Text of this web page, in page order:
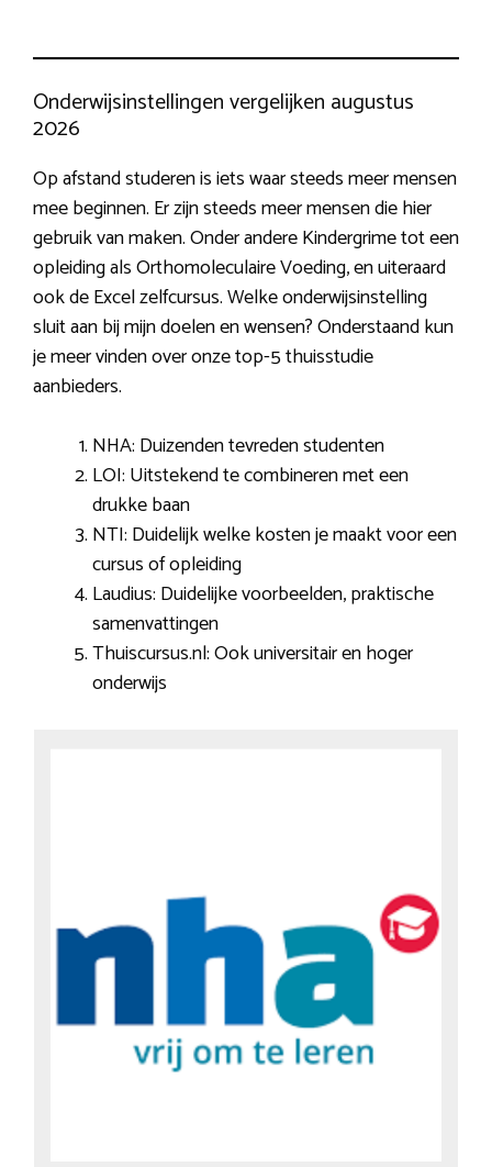
Onderwijsinstellingen vergelijken augustus
2026
Op afstand studeren is iets waar steeds meer mensen
mee beginnen. Er zijn steeds meer mensen die hier
gebruik van maken. Onder andere Kindergrime tot een
opleiding als Orthomoleculaire Voeding, en uiteraard
ook de Excel zelfcursus. Welke onderwijsinstelling
sluit aan bij mijn doelen en wensen? Onderstaand kun
je meer vinden over onze top-5 thuisstudie
aanbieders.
NHA: Duizenden tevreden studenten
LOI: Uitstekend te combineren met een
drukke baan
NTI: Duidelijk welke kosten je maakt voor een
cursus of opleiding
Laudius: Duidelijke voorbeelden, praktische
samenvattingen
Thuiscursus.nl: Ook universitair en hoger
onderwijs